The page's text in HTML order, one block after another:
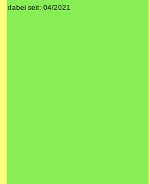
dabei seit: 04/2021